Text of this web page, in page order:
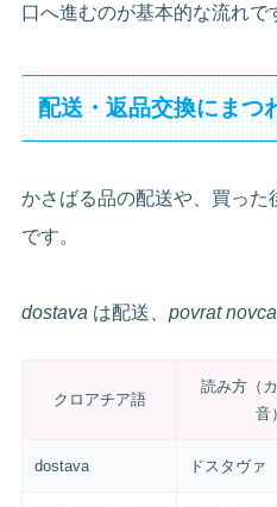
口へ進むのが基本的な流れで
配送・返品交換にまつ
かさばる品の配送や、買っ
です。
dostava は配送、povrat novca
クロアチア語
読み方（
音）
dostava ドスタヴァ